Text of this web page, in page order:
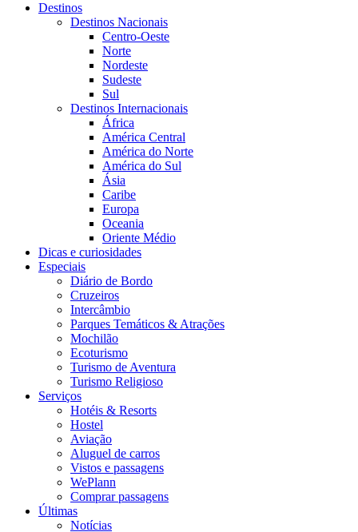
Destinos
Destinos Nacionais
Centro-Oeste
Norte
Nordeste
Sudeste
Sul
Destinos Internacionais
África
América Central
América do Norte
América do Sul
Ásia
Caribe
Europa
Oceania
Oriente Médio
Dicas e curiosidades
Especiais
Diário de Bordo
Cruzeiros
Intercâmbio
Parques Temáticos & Atrações
Mochilão
Ecoturismo
Turismo de Aventura
Turismo Religioso
Serviços
Hotéis & Resorts
Hostel
Aviação
Aluguel de carros
Vistos e passagens
WePlann
Comprar passagens
Últimas
Notícias